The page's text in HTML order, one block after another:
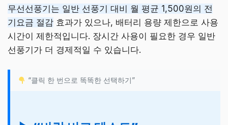
무선선풍기는 일반 선풍기 대비 월 평균 1,500원의 전
기요금 절감 효과가 있으나, 배터리 용량 제한으로 사용
시간이 제한적입니다. 장시간 사용이 필요한 경우 일반
선풍기가 더 경제적일 수 있습니다.
“클릭 한 번으로 똑똑한 선택하기”